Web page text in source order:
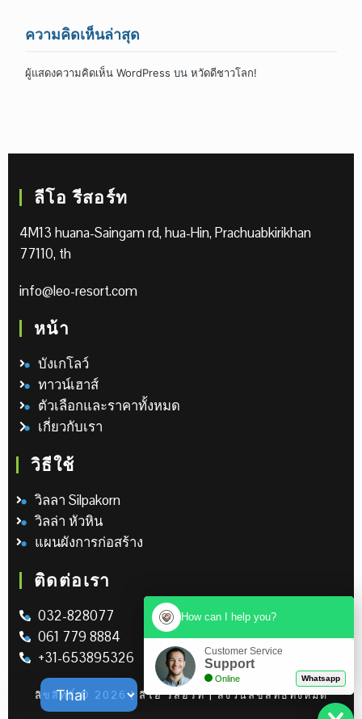
ความคิดเห็นล่าสุด
ผู้แสดงความคิดเห็น WordPress บนหวัดดีชาวโลก!
ลีโอ รีสอร์ท
4M13 huana-Saingam rd, hua-Hin, Prachuabkirikhan
77110, th
info@leo-resort.com
หน้า
บังเกโลว์
ทาวน์เฮาส์
ตัวเลือกและราคาทั้งหมด
เกี่ยวกับเรา
วิธีใช้
วิลลา Silpakorn
วิลล่า หัวหิน
แผนผังการก่อสร้าง
ติดต่อเรา
032-828077
061 779 8884
+31-653895326
ลิขสิทธิ์ © 2026 | ลีโอ รีสอร์ท | สงวนลิขสิทธิ์ทั้งหมด
How can I help you?
Customer Service
Support
Online Whatsapp